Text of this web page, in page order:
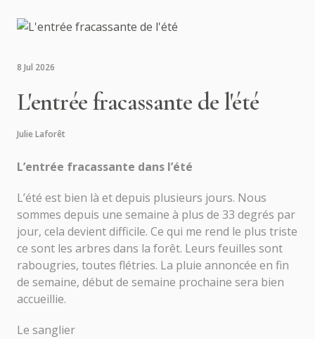
8 Jul 2026
L'entrée fracassante de l'été
Julie Laforêt
L’entrée fracassante dans l’été
L’été est bien là et depuis plusieurs jours. Nous
sommes depuis une semaine à plus de 33 degrés par
jour, cela devient difficile. Ce qui me rend le plus triste
ce sont les arbres dans la forêt. Leurs feuilles sont
rabougries, toutes flétries. La pluie annoncée en fin
de semaine, début de semaine prochaine sera bien
accueillie.
Le sanglier